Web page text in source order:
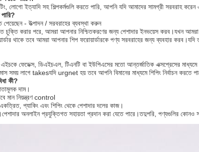
লোগো ইত্যাদি সহ শিল্পকর্মগুলি করতে পারি, আপনি যদি আমাদের সামগ্রী সরবরাহ
- উত্পাদন / সরবরাহের ব্যবস্থা করুন
চুক্তি করার পরে, আমরা আপনার নিশ্চিতকরণের জন্য পেশাদার ইনভয়েস করব।যখন
থাকে তবে আমরা আপনার শিপ ফরোয়ার্ডারকে পণ্য সরবরাহের জন্য ব্যবহার
ফেডেক্স, ডিএইচএল, টিএনটি বা ইউপিএসের মতো আন্তর্জাতিক এক্সপ্রেসের
সময় লাগে takesযদি urgnet হয় তবে আপনি বিমানের মাধ্যমে শিপিং নির্বাচন করতে
কী?
দাম।
মান নিয়ন্ত্রণ control
প্যাকিং এবং শিপিং থেকে পেশাদার দলের কাজ।
অনলাইন প্রযুক্তিগত সহায়তা প্রদান করা যেতে পারে।তদুপরি, পণ্যগুলির